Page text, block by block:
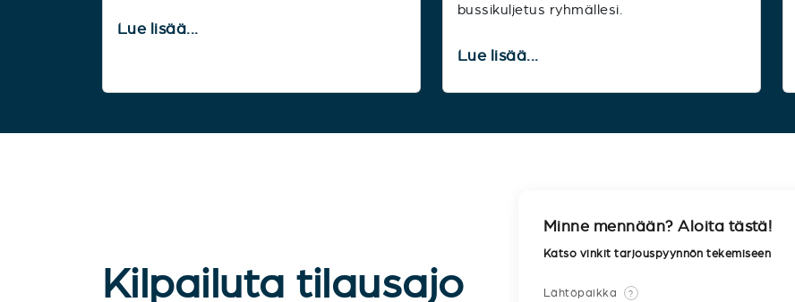
Lue lisää...
bussikuljetus ryhmällesi.
Lue lisää...
Kilpailuta tilausajo
Minne mennään? Aloita tästä!
Katso vinkit tarjouspyynnön tekemiseen
Lähtöpaikka ?